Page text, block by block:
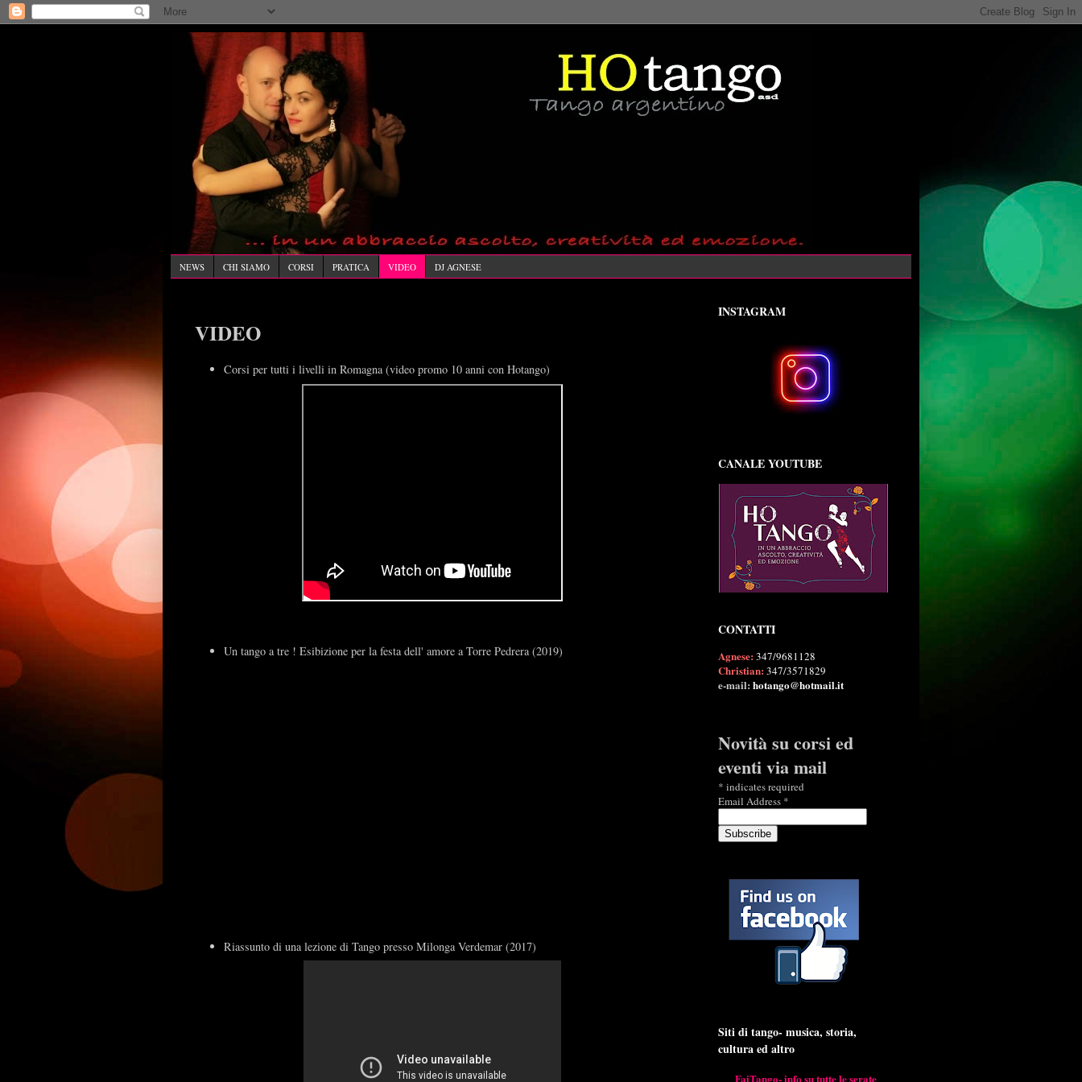
NEWS CHI SIAMO CORSI PRATICA VIDEO DJ AGNESE
VIDEO
Corsi per tutti i livelli in Romagna (video promo 10 anni con Hotango)
Un tango a tre ! Esibizione per la festa dell' amore a Torre Pedrera (2019)
Riassunto di una lezione di Tango presso Milonga Verdemar (2017)
INSTAGRAM
CANALE YOUTUBE
CONTATTI
Agnese:347/9681128
Christian:347/3571829
e-mail: hotango@hotmail.it
Novità su corsi ed
eventi via mail
* indicates required
Email Address *
Siti di tango- musica, storia,
cultura ed altro
FaiTango- info su tutte le serate